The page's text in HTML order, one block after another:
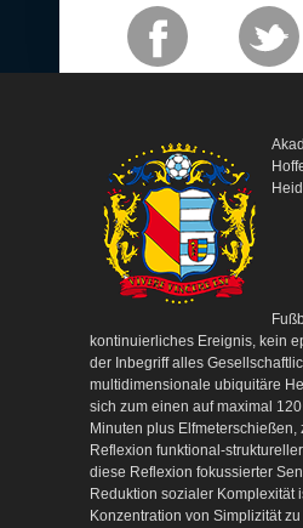
kontinuierliches Ereignis, kein
der Inbegriff alles
multidimensionale ubiquitäre
sich zum einen auf maximal
Minuten plus
Reflexion funktional-
diese Reflexion fokussierter
Reduktion sozialer Komplexität
Konzentration von Simplizität